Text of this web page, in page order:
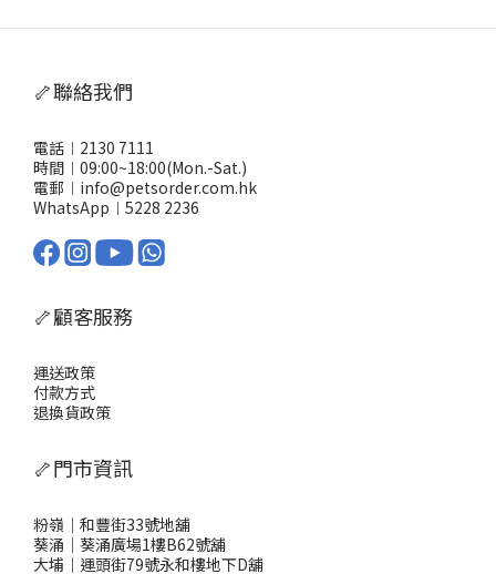
食，比較細隻或者唔咬得膠囊嘅毛孩更易接受。熱烈推薦：點解要
優先選用AKANE NMN健康補助食品？有NMN、益生菌、葡萄糖胺
孩更見效果：活動力提升、毛髮更靚、水腫、關節僵硬等症狀減輕
要寵物每日活力充沛、健康有保障，AKANE貓狗合用NMN健康補助
食品 係主人嘅最佳選擇！由內到外提升毛孩質素，幫你守護佢哋每
🦴聯絡我們
電話︱2130 7111
時間︱09:00~18:00(Mon.-Sat.)
電郵︱info@petsorder.com.hk
WhatsApp︱ 5228 2236
🦴顧客服務
運送政策
付款方式
退換貨政策
🦴門市資訊
粉嶺｜和豐街33號地舖
葵涌｜葵涌廣場1樓B62號舖
大埔｜運頭街79號永和樓地下D舖